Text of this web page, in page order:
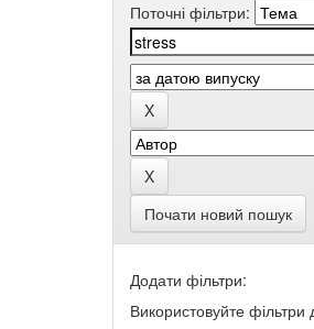
Поточні фільтри:
Почати новий пошук
Додати фільтри:
Використовуйте фільтри